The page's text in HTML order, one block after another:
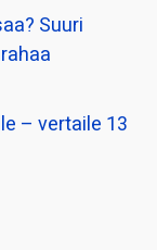
Suuri
– vertaile 13